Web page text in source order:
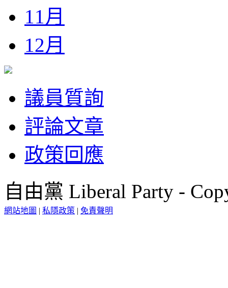
11月
12月
議員質詢
評論文章
政策回應
自由黨 Liberal Party -
網站地圖 | 私隱政策 | 免責聲明